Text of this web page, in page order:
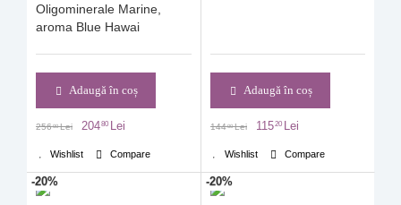
Oligominerale Marine,
aroma Blue Hawai
Adaugă în coș
25600Lei 20480 Lei
Wishlist Compare
Adaugă în coș
14400Lei 11520 Lei
Wishlist Compare
-20% -20%